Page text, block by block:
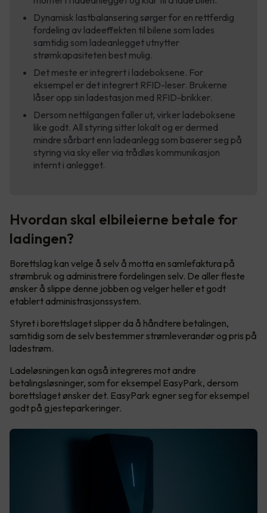
Dynamisk lastbalansering sørger for en rettferdig
fordeling av ladeeffekten til bilene som lades
samtidig som ladeanlegget utnytter
strømkapasiteten best mulig.
Det meste er integrert i ladeboksene. For
eksempel er det integrert RFID-leser. Brukerne
låser opp sin ladestasjon med RFID-brikker.
Dersom nettilgangen faller ut, virker ladeboksene
like godt. All styring sitter lokalt og er dermed
mindre sårbart enn ladeanlegg som baserer seg på
styring via sky eller via trådløs kommunikasjon
internt i anlegget.
Hvordan skal elbileierne betale for
ladingen?
Borettslag kan velge å selv å motta en samlefaktura på
strømbruk og administrere fordelingen selv. De aller fleste
ønsker å slippe denne jobben og velger heller et godt
etablert administrasjonssystem.
Styret i borettslaget slipper da å håndtere betalingen,
samtidig som de selv bestemmer strømleverandør og pris på
ladestrøm.
Ladeløsningen kan også integreres mot andre
betalingsløsninger, som for eksempel EasyPark, dersom
borettslaget ønsker det. EasyPark egner seg for eksempel
godt på gjesteparkeringer.